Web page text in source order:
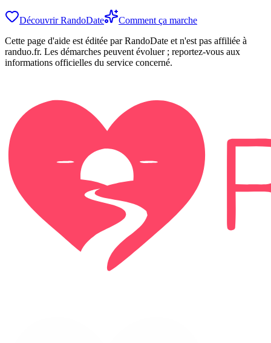
Découvrir RandoDate
Comment ça marche
Cette page d'aide est éditée par RandoDate et n'est pas affiliée à
randuo.fr. Les démarches peuvent évoluer ; reportez-vous aux
informations officielles du service concerné.